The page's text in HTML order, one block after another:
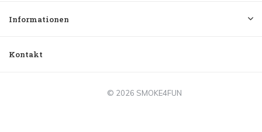
Informationen
Kontakt
© 2026 SMOKE4FUN